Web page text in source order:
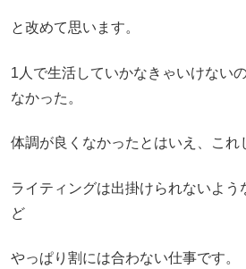
と改めて思います。
1人で生活していかなきゃいけない
なかった。
体調が良くなかったとはいえ、これ
ライティングは出掛けられないよう
ど
やっぱり割には合わない仕事です。